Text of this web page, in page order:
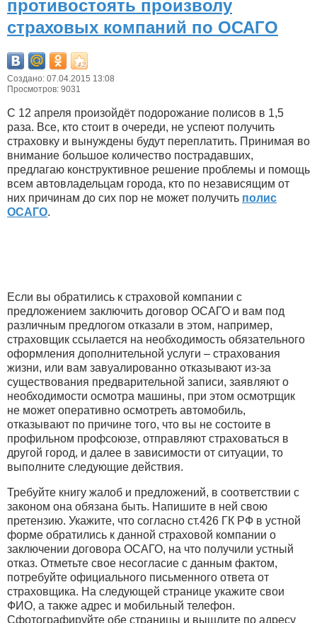
противостоять произволу
страховых компаний по ОСАГО
Создано: 07.04.2015 13:08
Просмотров: 9031
С 12 апреля произойдёт подорожание полисов в 1,5
раза. Все, кто стоит в очереди, не успеют получить
страховку и вынуждены будут переплатить. Принимая во
внимание большое количество пострадавших,
предлагаю конструктивное решение проблемы и помощь
всем автовладельцам города, кто по независящим от
них причинам до сих пор не может получить полис
ОСАГО.
Если вы обратились к страховой компании с
предложением заключить договор ОСАГО и вам под
различным предлогом отказали в этом, например,
страховщик ссылается на необходимость обязательного
оформления дополнительной услуги – страхования
жизни, или вам завуалированно отказывают из-за
существования предварительной записи, заявляют о
необходимости осмотра машины, при этом осмотрщик
не может оперативно осмотреть автомобиль,
отказывают по причине того, что вы не состоите в
профильном профсоюзе, отправляют страховаться в
другой город, и далее в зависимости от ситуации, то
выполните следующие действия.
Требуйте книгу жалоб и предложений, в соответствии с
законом она обязана быть. Напишите в ней свою
претензию. Укажите, что согласно ст.426 ГК РФ в устной
форме обратились к данной страховой компании о
заключении договора ОСАГО, на что получили устный
отказ. Отметьте свое несогласие с данным фактом,
потребуйте официального письменного ответа от
страховщика. На следующей странице укажите свои
ФИО, а также адрес и мобильный телефон.
Сфотографируйте обе страницы и вышлите по адресу